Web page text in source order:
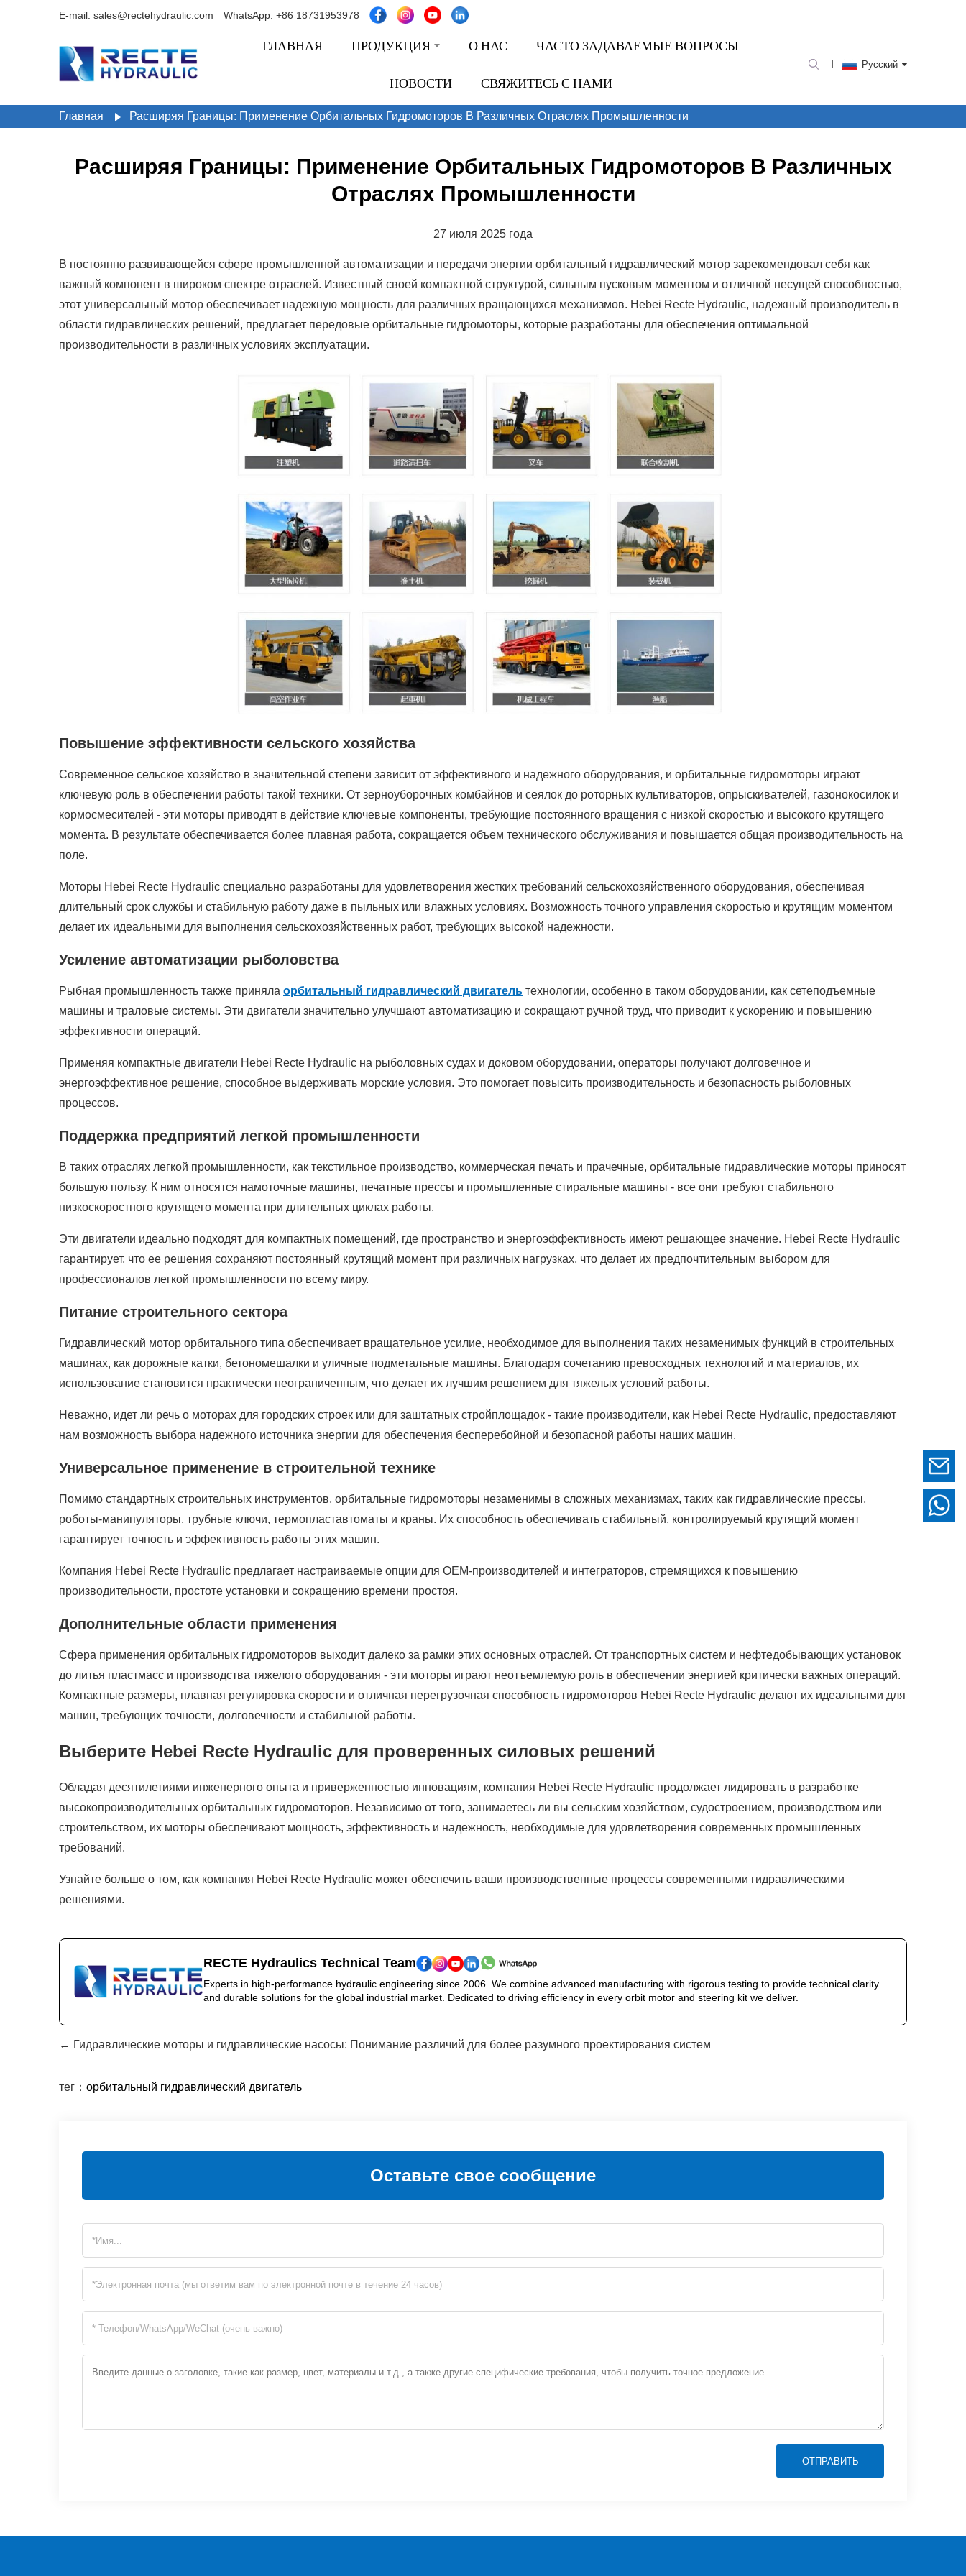
E-mail: sales@rectehydraulic.com WhatsApp: +86 18731953978
ГЛАВНАЯ ПРОДУКЦИЯ О НАС ЧАСТО ЗАДАВАЕМЫЕ ВОПРОСЫ
НОВОСТИ СВЯЖИТЕСЬ С НАМИ
Русский
Главная Расширяя Границы: Применение Орбитальных Гидромоторов В Различных Отраслях Промышленности
Расширяя Границы: Применение Орбитальных Гидромоторов В Различных
Отраслях Промышленности
27 июля 2025 года
В постоянно развивающейся сфере промышленной автоматизации и передачи энергии орбитальный гидравлический мотор зарекомендовал себя как
важный компонент в широком спектре отраслей. Известный своей компактной структурой, сильным пусковым моментом и отличной несущей способностью,
этот универсальный мотор обеспечивает надежную мощность для различных вращающихся механизмов. Hebei Recte Hydraulic, надежный производитель в
области гидравлических решений, предлагает передовые орбитальные гидромоторы, которые разработаны для обеспечения оптимальной
производительности в различных условиях эксплуатации.
Повышение эффективности сельского хозяйства
Современное сельское хозяйство в значительной степени зависит от эффективного и надежного оборудования, и орбитальные гидромоторы играют
ключевую роль в обеспечении работы такой техники. От зерноуборочных комбайнов и сеялок до роторных культиваторов, опрыскивателей, газонокосилок и
кормосмесителей - эти моторы приводят в действие ключевые компоненты, требующие постоянного вращения с низкой скоростью и высокого крутящего
момента. В результате обеспечивается более плавная работа, сокращается объем технического обслуживания и повышается общая производительность на
поле.
Моторы Hebei Recte Hydraulic специально разработаны для удовлетворения жестких требований сельскохозяйственного оборудования, обеспечивая
длительный срок службы и стабильную работу даже в пыльных или влажных условиях. Возможность точного управления скоростью и крутящим моментом
делает их идеальными для выполнения сельскохозяйственных работ, требующих высокой надежности.
Усиление автоматизации рыболовства
Рыбная промышленность также приняла орбитальный гидравлический двигатель технологии, особенно в таком оборудовании, как сетеподъемные
машины и траловые системы. Эти двигатели значительно улучшают автоматизацию и сокращают ручной труд, что приводит к ускорению и повышению
эффективности операций.
Применяя компактные двигатели Hebei Recte Hydraulic на рыболовных судах и доковом оборудовании, операторы получают долговечное и
энергоэффективное решение, способное выдерживать морские условия. Это помогает повысить производительность и безопасность рыболовных
процессов.
Поддержка предприятий легкой промышленности
В таких отраслях легкой промышленности, как текстильное производство, коммерческая печать и прачечные, орбитальные гидравлические моторы приносят
большую пользу. К ним относятся намоточные машины, печатные прессы и промышленные стиральные машины - все они требуют стабильного
низкоскоростного крутящего момента при длительных циклах работы.
Эти двигатели идеально подходят для компактных помещений, где пространство и энергоэффективность имеют решающее значение. Hebei Recte Hydraulic
гарантирует, что ее решения сохраняют постоянный крутящий момент при различных нагрузках, что делает их предпочтительным выбором для
профессионалов легкой промышленности по всему миру.
Питание строительного сектора
Гидравлический мотор орбитального типа обеспечивает вращательное усилие, необходимое для выполнения таких незаменимых функций в строительных
машинах, как дорожные катки, бетономешалки и уличные подметальные машины. Благодаря сочетанию превосходных технологий и материалов, их
использование становится практически неограниченным, что делает их лучшим решением для тяжелых условий работы.
Неважно, идет ли речь о моторах для городских строек или для заштатных стройплощадок - такие производители, как Hebei Recte Hydraulic, предоставляют
нам возможность выбора надежного источника энергии для обеспечения бесперебойной и безопасной работы наших машин.
Универсальное применение в строительной технике
Помимо стандартных строительных инструментов, орбитальные гидромоторы незаменимы в сложных механизмах, таких как гидравлические прессы,
роботы-манипуляторы, трубные ключи, термопластавтоматы и краны. Их способность обеспечивать стабильный, контролируемый крутящий момент
гарантирует точность и эффективность работы этих машин.
Компания Hebei Recte Hydraulic предлагает настраиваемые опции для OEM-производителей и интеграторов, стремящихся к повышению
производительности, простоте установки и сокращению времени простоя.
Дополнительные области применения
Сфера применения орбитальных гидромоторов выходит далеко за рамки этих основных отраслей. От транспортных систем и нефтедобывающих установок
до литья пластмасс и производства тяжелого оборудования - эти моторы играют неотъемлемую роль в обеспечении энергией критически важных операций.
Компактные размеры, плавная регулировка скорости и отличная перегрузочная способность гидромоторов Hebei Recte Hydraulic делают их идеальными для
машин, требующих точности, долговечности и стабильной работы.
Выберите Hebei Recte Hydraulic для проверенных силовых решений
Обладая десятилетиями инженерного опыта и приверженностью инновациям, компания Hebei Recte Hydraulic продолжает лидировать в разработке
высокопроизводительных орбитальных гидромоторов. Независимо от того, занимаетесь ли вы сельским хозяйством, судостроением, производством или
строительством, их моторы обеспечивают мощность, эффективность и надежность, необходимые для удовлетворения современных промышленных
требований.
Узнайте больше о том, как компания Hebei Recte Hydraulic может обеспечить ваши производственные процессы современными гидравлическими
решениями.
RECTE Hydraulics Technical Team
Experts in high-performance hydraulic engineering since 2006. We combine advanced manufacturing with rigorous testing to provide technical clarity
and durable solutions for the global industrial market. Dedicated to driving efficiency in every orbit motor and steering kit we deliver.
← Гидравлические моторы и гидравлические насосы: Понимание различий для более разумного проектирования систем
тег： орбитальный гидравлический двигатель
Оставьте свое сообщение
ОТПРАВИТЬ